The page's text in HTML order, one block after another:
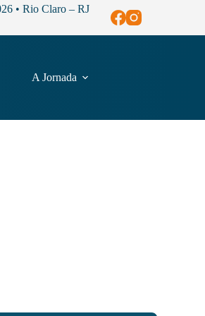
• Rio Claro – RJ
A Jornada